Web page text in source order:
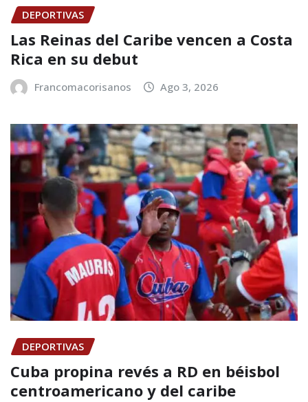
DEPORTIVAS
Las Reinas del Caribe vencen a Costa
Rica en su debut
Francomacorisanos Ago 3, 2026
DEPORTIVAS
Cuba propina revés a RD en béisbol
centroamericano y del caribe